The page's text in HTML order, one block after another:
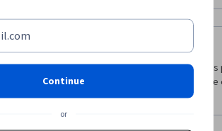
Puntual en enfoques y conceptos, aporta las
ofrecidos, algunas evaluaciones con redacción
recomendable. Gracias,
Continue
or